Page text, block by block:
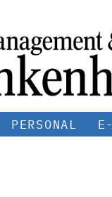
PERSONAL